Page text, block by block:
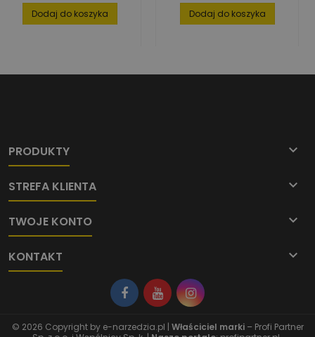
Dodaj do koszyka Dodaj do koszyka
PRODUKTY 
STREFA KLIENTA 
TWOJE KONTO 
KONTAKT 
© 2026 Copyright by e-narzedzia.pl | Właściciel marki– Profi Partner